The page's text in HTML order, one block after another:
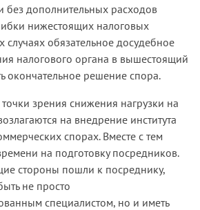
без дополнительных расходов
нижестоящих налоговых
случаях обязательное досудебное
налогового органа в вышестоящий
окончательное решение спора.
зрения снижения нагрузки на
на внедрение института
спорах. Вместе с тем
на подготовку посредников.
стороны пошли к посреднику,
не просто
специалистом, но и иметь